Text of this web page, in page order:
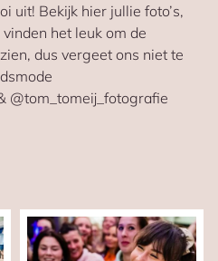
uit! Bekijk hier jullie foto’s,
het leuk om de
dus vergeet ons niet te
@tom_tomeij_fotografie